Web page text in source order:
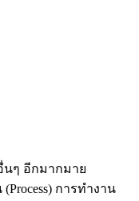
นๆ อีกมากมาย
การทำงาน